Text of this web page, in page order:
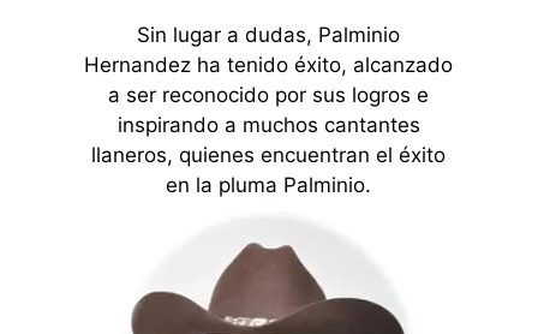
Sin lugar a dudas, Palminio
Hernandez ha tenido éxito, alcanzado
a ser reconocido por sus logros e
inspirando a muchos cantantes
llaneros, quienes encuentran el éxito
en la pluma Palminio.